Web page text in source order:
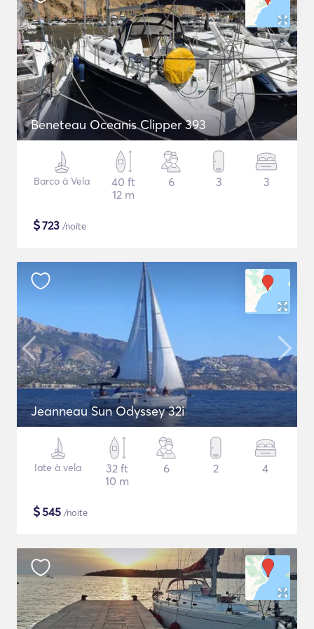
Beneteau Oceanis Clipper 393
Barco à Vela
40 ft
12 m
6 3 3
$723 /noite
Jeanneau Sun Odyssey 32i
Iate à vela
32 ft
10 m
6 2 4
$545 /noite